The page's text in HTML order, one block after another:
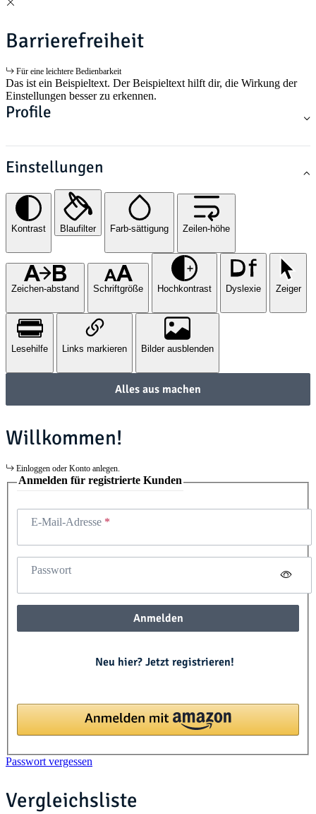
Barrierefreiheit
Für eine leichtere Bedienbarkeit
Das ist ein Beispieltext. Der Beispieltext hilft dir, die Wirkung der
Einstellungen besser zu erkennen.
Profile
Einstellungen
Kontrast Blaufilter Farb-sättigung Zeilen-höhe
Zeichen-abstand Schriftgröße Hochkontrast Dyslexie Zeiger
Lesehilfe Links markieren Bilder ausblenden
Alles aus machen
Willkommen!
Einloggen oder Konto anlegen.
Anmelden für registrierte Kunden
E-Mail-Adresse
Passwort
Anmelden
Neu hier? Jetzt registrieren!
Passwort vergessen
Vergleichsliste